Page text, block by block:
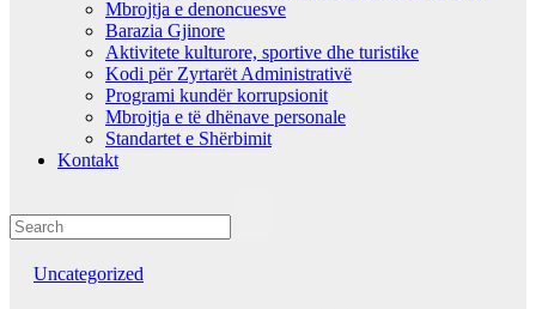
Mbrojtja e denoncuesve
Barazia Gjinore
Aktivitete kulturore, sportive dhe turistike
Kodi për Zyrtarët Administrativë
Programi kundër korrupsionit
Mbrojtja e të dhënave personale
Standartet e Shërbimit
Kontakt
Uncategorized